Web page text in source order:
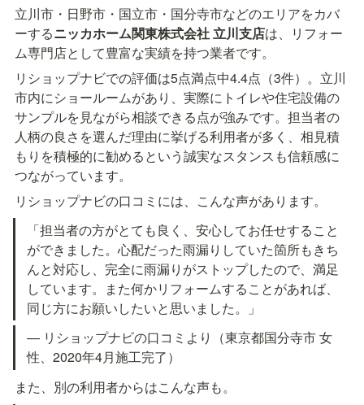
立川市・日野市・国立市・国分寺市などのエリアをカバ
ーするニッカホーム関東株式会社 立川支店は、リフォー
ム専門店として豊富な実績を持つ業者です。
リショップナビでの評価は5点満点中4.4点（3件）。立川
市内にショールームがあり、実際にトイレや住宅設備の
サンプルを見ながら相談できる点が強みです。担当者の
人柄の良さを選んだ理由に挙げる利用者が多く、相見積
もりを積極的に勧めるという誠実なスタンスも信頼感に
つながっています。
リショップナビの口コミには、こんな声があります。
「担当者の方がとても良く、安心してお任せすること
ができました。心配だった雨漏りしていた箇所もきち
んと対応し、完全に雨漏りがストップしたので、満足
しています。また何かリフォームすることがあれば、
同じ方にお願いしたいと思いました。」
— リショップナビの口コミより（東京都国分寺市 女
性、2020年4月施工完了）
また、別の利用者からはこんな声も。